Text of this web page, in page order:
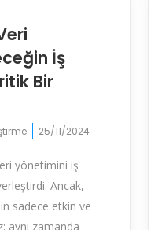
İş
Bir
25/11/2024
yönetimini iş
Ancak,
sadece etkin ve
aynı zamanda